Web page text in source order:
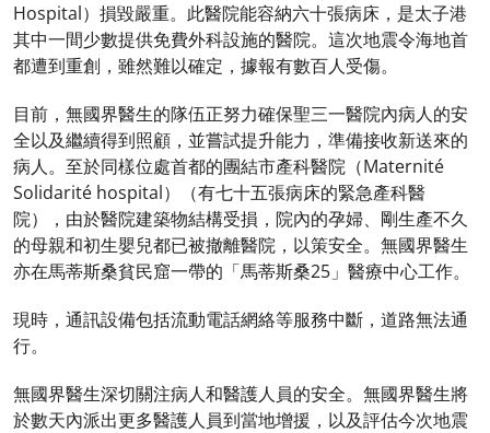
Hospital）損毀嚴重。此醫院能容納六十張病床，是太子港
其中一間少數提供免費外科設施的醫院。這次地震令海地首
都遭到重創，雖然難以確定，據報有數百人受傷。
目前，無國界醫生的隊伍正努力確保聖三一醫院內病人的安
全以及繼續得到照顧，並嘗試提升能力，準備接收新送來的
病人。至於同樣位處首都的團結市產科醫院（Maternité
Solidarité hospital）（有七十五張病床的緊急產科醫
院），由於醫院建築物結構受損，院內的孕婦、剛生產不久
的母親和初生嬰兒都已被撤離醫院，以策安全。無國界醫生
亦在馬蒂斯桑貧民窟一帶的「馬蒂斯桑25」醫療中心工作。
現時，通訊設備包括流動電話網絡等服務中斷，道路無法通
行。
無國界醫生深切關注病人和醫護人員的安全。無國界醫生將
於數天內派出更多醫護人員到當地增援，以及評估今次地震